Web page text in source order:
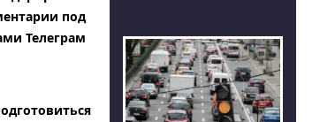
под
Телеграм